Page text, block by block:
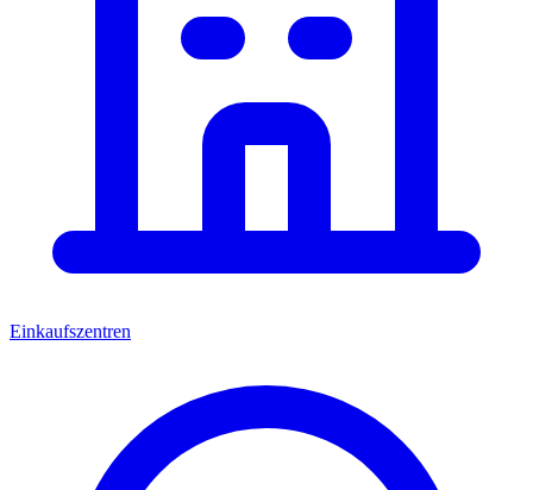
Einkaufszentren